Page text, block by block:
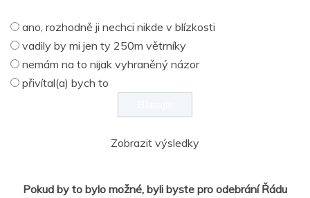
ano, rozhodně ji nechci nikde v blízkosti
vadily by mi jen ty 250m větrníky
nemám na to nijak vyhraněný názor
přivítal(a) bych to
Zobrazit výsledky
Pokud by to bylo možné, byli byste pro odebrání Řádu